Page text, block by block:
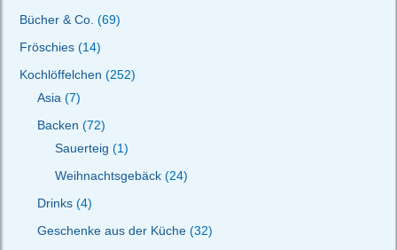
Bücher & Co. (69)
Fröschies (14)
Kochlöffelchen (252)
Asia (7)
Backen (72)
Sauerteig (1)
Weihnachtsgebäck (24)
Drinks (4)
Geschenke aus der Küche (32)